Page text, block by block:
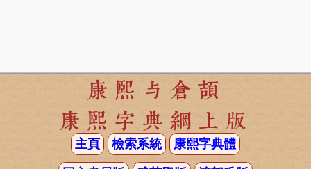
康熙与倉頡
康熙字典網上版
主頁 檢索系統 康熙字典體